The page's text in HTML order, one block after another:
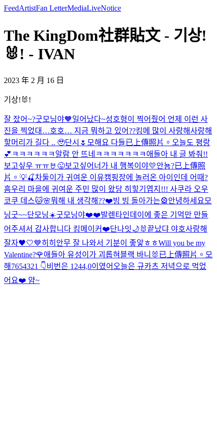
FeedArtistFan LetterMediaLiveNotice
The KingDom社群貼文 - 기상!
🐰! - IVAN
2023 年 2 月 16 日
기상!🐰!
잘 잤어~?굿모닝야🧡일어났다~성호형이 찍어줬어 언제 이런 사
진을 찍었대…호호… 지금 뭐하고 있어??킹메 많이 사랑해사랑해
핳머리가 길다 .. 🥹단시🌷 모해요 다들已上傳照片。 오늘도 평랑
💕 ㅋㅋㅋㅋㅋㅋ알람 안 뜨네ㅋㅋㅋㅋㅋㅋㅋ애들아 내 글 봐줘!!
보고싶우 ㅠㅠ 🤘 😜보고싶어 너가 내 행복이야💛안뇽?已上傳照
片。 💡🍒차둘이가 귀여운 이유캠핑장에 놀러온 아이인데 어때?
흠우리 마을에 귀여운 주민 많이 왔당 히힣기엽지!!! 사쿠라 오우
코쿠 데스🐱🌸뭐해 내 생각해??❤️빙 빙 돌아가는🎡안녕하세요 모
닝굿~~단모닝☀️굿모닝야❤️❤️발렌타인데이에 좋은 기억만 만들
어주셔서 감사합니다 킹메이커❤️단나잇🌙 🐰끝났댜 야호사랑해
잘자🖤🤍💙히히 안무 잘 나와서 기분이 좋앟ㅎㅎWill you be my
Valentine?🌹애들아 유성이가 괴롭혀블랙 바니🐰 已上傳照片。 모
해 7654321 👇비번은 1244,0이였어 오늘은 규카츠 저녁으로 먹었
어요❤️ 얌~